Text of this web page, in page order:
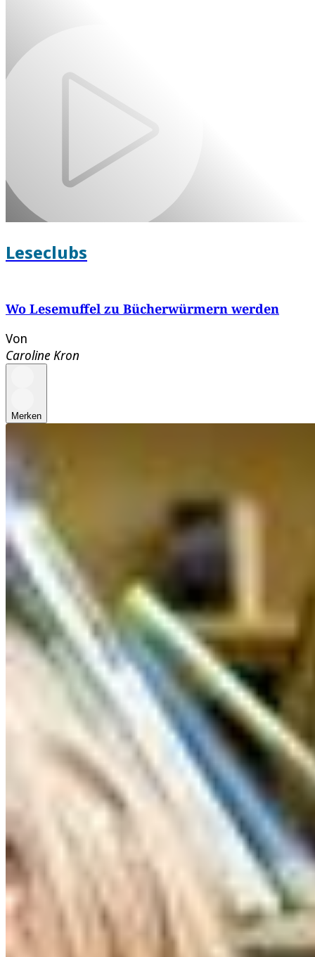
Leseclubs
Wo Lesemuffel zu Bücherwürmern werden
Von
Caroline Kron
Merken